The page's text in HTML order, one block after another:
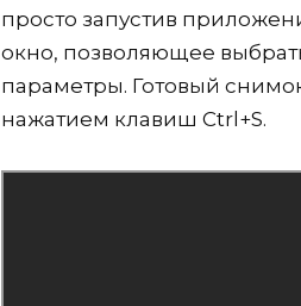
просто запустив
окно, позволяющее
параметры. Готовый
нажатием клавиш Ctrl+S.